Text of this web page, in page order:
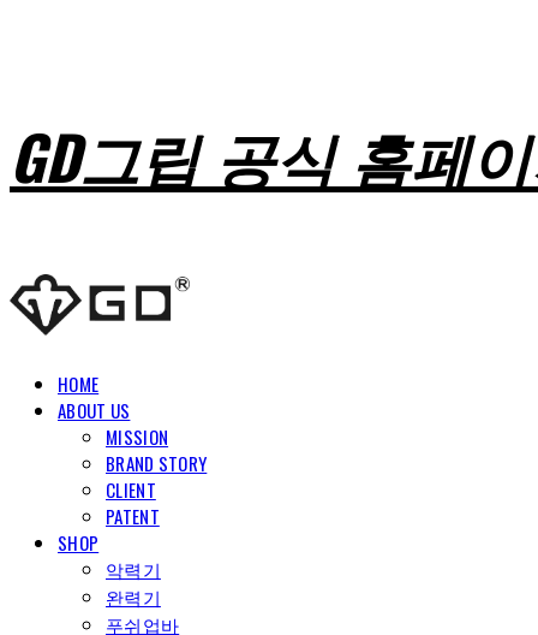
GD그립 공식 홈페
HOME
ABOUT US
MISSION
BRAND STORY
CLIENT
PATENT
SHOP
악력기
완력기
푸쉬업바